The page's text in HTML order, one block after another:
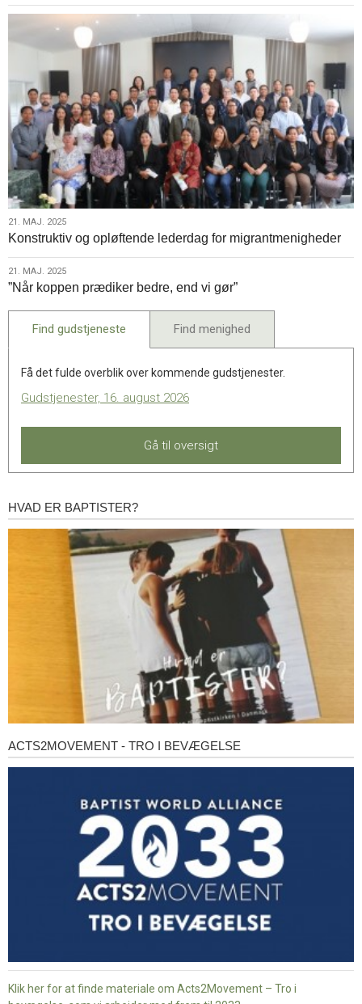
21.
maj.
2025
21. MAJ. 2025
Konstruktiv og opløftende lederdag for migrantmenigheder
21.
maj.
2025
21. MAJ. 2025
”Når koppen prædiker bedre, end vi gør”
Find gudstjeneste Find menighed
Få det fulde overblik over kommende gudstjenester.
Gudstjenester, 16. august 2026
Gå til oversigt
Hvad
er
HVAD ER BAPTISTER?
Acts2Movement
-
ACTS2MOVEMENT - TRO I BEVÆGELSE
Klik her for at finde materiale om Acts2Movement – Tro i